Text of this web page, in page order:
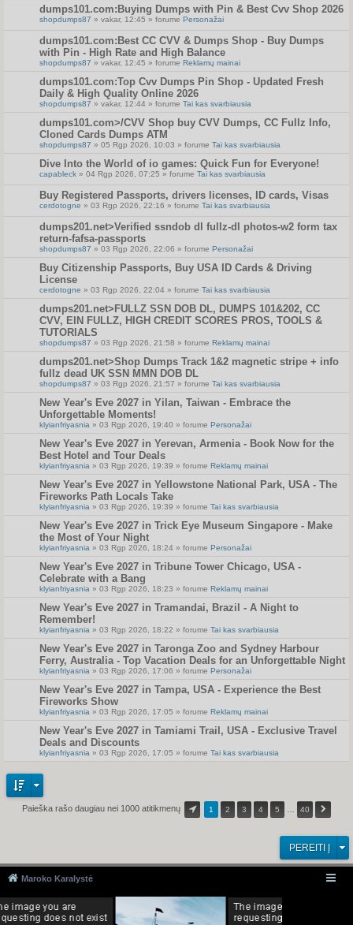
dumps101.com:Buying Dumps with Pin & Best Cvv Shop 2026
shopdumps87 » vakar, 12:45 » forume Personažai
dumps101.com:Best CC CVV & Dumps Shop - Buy Dumps
with Pin - High Rate and High Balance
shopdumps87 » vakar, 12:45 » forume Reklamų mainai
dumps101.com:Top Cvv Dumps Pin Shop - Updated Fresh
Daily & High Quality Online 2026
shopdumps87 » vakar, 12:44 » forume Tai kas svarbiausia
dumps101.com>/CVV Shop buy CVV Dumps, CC Fullz Info,
Cloned Cards Dumps ATM
shopdumps87 » 05 Rgp 2026, 10:03 » forume Tai kas svarbiausia
Dive Into the World of io games: Quick Fun for Everyone!
capableck » 04 Rgp 2026, 07:25 » forume Tai kas svarbiausia
Buy Registered Passports, drivers licenses, ID cards, Visas
cerdotogne » 03 Rgp 2026, 22:16 » forume Tai kas svarbiausia
dumps201.net>Verified ssndob dl fullz-dl photos-w2 form tax
return-fafsa-passports
shopdumps87 » 03 Rgp 2026, 22:06 » forume Personažai
Buy Citizenship Passports, Buy USA ID Cards & Driving
License
cerdotogne » 03 Rgp 2026, 22:04 » forume Tai kas svarbiausia
dumps201.net>FULLZ SSN DOB DL, DUMPS 101&202, CC
CVV, EIN FULLZ, HIGH CREDIT SCORES PROS, TOOLS &
TUTORIALS
shopdumps87 » 03 Rgp 2026, 21:58 » forume Reklamų mainai
dumps201.net>Shop Dumps Track 1&2 magnetic stripe + info
fullz dead UK SSN MMN DOB DL
shopdumps87 » 03 Rgp 2026, 21:57 » forume Tai kas svarbiausia
New Year's Eve 2027 in Yilan, Taiwan - Embrace the
Unforgettable Moments!
klyianfriyasnia » 03 Rgp 2026, 19:40 » forume Personažai
New Year's Eve 2027 in Yerevan, Armenia - Book Now for the
Best Hotel and Tour Deals
klyianfriyasnia » 03 Rgp 2026, 19:39 » forume Reklamų mainai
New Year's Eve 2027 in Yellowstone National Park, USA - The
Fireworks Path Locals Take
klyianfriyasnia » 03 Rgp 2026, 19:39 » forume Tai kas svarbiausia
New Year's Eve 2027 in Trick Eye Museum Singapore - Make
the Most of Your Night
klyianfriyasnia » 03 Rgp 2026, 18:24 » forume Personažai
New Year's Eve 2027 in Tribune Tower Chicago, USA -
Celebrate with a Bang
klyianfriyasnia » 03 Rgp 2026, 18:23 » forume Reklamų mainai
New Year's Eve 2027 in Tramandai, Brazil - A Night to
Remember!
klyianfriyasnia » 03 Rgp 2026, 18:22 » forume Tai kas svarbiausia
New Year's Eve 2027 in Taronga Zoo and Sydney Harbour
Ferry, Australia - Top Vacation Deals for an Unforgettable Night
klyianfriyasnia » 03 Rgp 2026, 17:06 » forume Personažai
New Year's Eve 2027 in Tampa, USA - Experience the Best
Fireworks Show
klyianfriyasnia » 03 Rgp 2026, 17:05 » forume Reklamų mainai
New Year's Eve 2027 in Tamiami Trail, USA - Exclusive Travel
Deals and Discounts
klyianfriyasnia » 03 Rgp 2026, 17:05 » forume Tai kas svarbiausia
Paieška rašo daugiau nei 1000 atitikmenų 1 2 3 4 5 40
PEREITI Į
Maroko Karalystė